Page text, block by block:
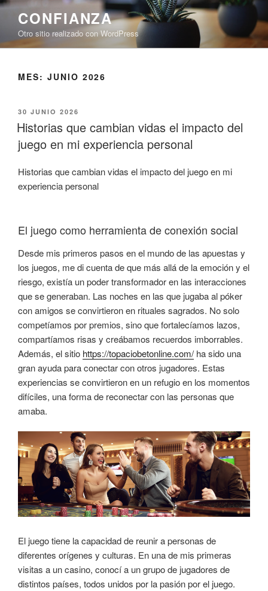
Saltar
contenido
CONFIANZA
Otro sitio realizado con WordPress
MES: JUNIO 2026
PUBLICADO
EL
30 JUNIO 2026
Historias que cambian vidas el impacto del
juego en mi experiencia personal
Historias que cambian vidas el impacto del juego en mi
experiencia personal
El juego como herramienta de conexión social
Desde mis primeros pasos en el mundo de las apuestas y
los juegos, me di cuenta de que más allá de la emoción y el
riesgo, existía un poder transformador en las interacciones
que se generaban. Las noches en las que jugaba al póker
con amigos se convirtieron en rituales sagrados. No solo
competíamos por premios, sino que fortalecíamos lazos,
compartíamos risas y creábamos recuerdos imborrables.
Además, el sitio https://topaciobetonline.com/ ha sido una
gran ayuda para conectar con otros jugadores. Estas
experiencias se convirtieron en un refugio en los momentos
difíciles, una forma de reconectar con las personas que
amaba.
El juego tiene la capacidad de reunir a personas de
diferentes orígenes y culturas. En una de mis primeras
visitas a un casino, conocí a un grupo de jugadores de
distintos países, todos unidos por la pasión por el juego.